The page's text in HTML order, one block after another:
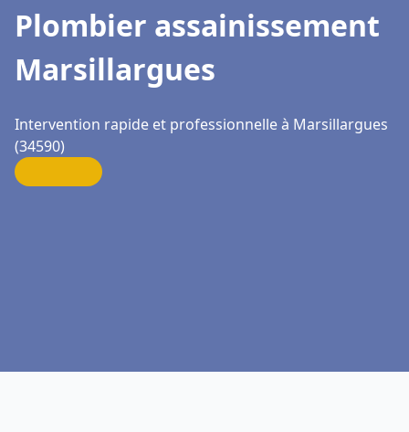
Plombier assainissement
Marsillargues
Intervention rapide et professionnelle à Marsillargues
(34590)